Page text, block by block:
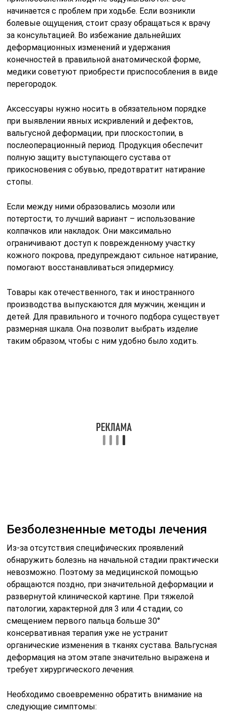
полную защиту выступающего сустава от
прикосновения с обувью, предотвратит натирание
Если между ними образовались мозоли или
потертости, то лучший вариант – использование
колпачков или накладок. Они максимально
ограничивают доступ к поврежденному участку
кожного покрова, предупреждают сильное натирание,
помогают восстанавливаться эпидермису.
Товары как отечественного, так и иностранного
производства выпускаются для мужчин, женщин и
детей. Для правильного и точного подбора существует
размерная шкала. Она позволит выбрать изделие
обращаются поздно, при значительной деформации и
развернутой клинической картине. При тяжелой
Необходимо своевременно обратить внимание на
следующие симптомы:
тяжесть или боль в ногах при длительной ходьбе;
пастозность или отек первого пальца вечером.